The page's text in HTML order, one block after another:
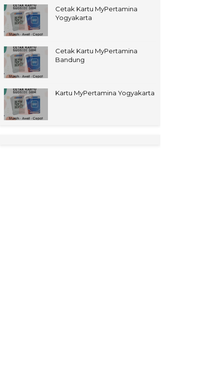
Cetak Kartu MyPertamina
Yogyakarta
Cetak Kartu MyPertamina
Bandung
Kartu MyPertamina Yogyakarta